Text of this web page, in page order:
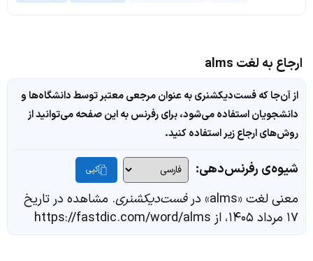
ارجاع به لغت alms
از آن‌جا که فست‌دیکشنری به عنوان مرجعی معتبر توسط دانشگاه‌ها و
دانشجویان استفاده می‌شود، برای رفرنس به این صفحه می‌توانید از
روش‌های ارجاع زیر استفاده کنید.
شیوه‌ی رفرنس‌دهی: کپی
معنی لغت «alms» در فست‌دیکشنری. مشاهده در تاریخ
۱۷ مرداد ۱۴۰۵، از https://fastdic.com/word/alms